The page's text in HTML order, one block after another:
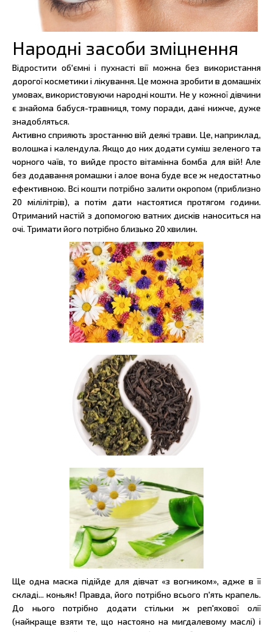
Народні засоби зміцнення
Відростити об'ємні і пухнасті вії можна без використання
дорогої косметики і лікування. Це можна зробити в домашніх
умовах, використовуючи народні кошти. Не у кожної дівчини
є знайома бабуся-травниця, тому поради, дані нижче, дуже
знадобляться.
Активно сприяють зростанню вій деякі трави. Це, наприклад,
волошка і календула. Якщо до них додати суміш зеленого та
чорного чаїв, то вийде просто вітамінна бомба для вій! Але
без додавання ромашки і алое вона буде все ж недостатньо
ефективною. Всі кошти потрібно залити окропом (приблизно
20 мілілітрів), а потім дати настоятися протягом години.
Отриманий настій з допомогою ватних дисків наноситься на
очі. Тримати його потрібно близько 20 хвилин.
Ще одна маска підійде для дівчат «з вогником», адже в її
складі... коньяк! Правда, його потрібно всього п'ять крапель.
До нього потрібно додати стільки ж реп'яхової олії
(найкраще взяти те, що настояно на мигдалевому маслі) і